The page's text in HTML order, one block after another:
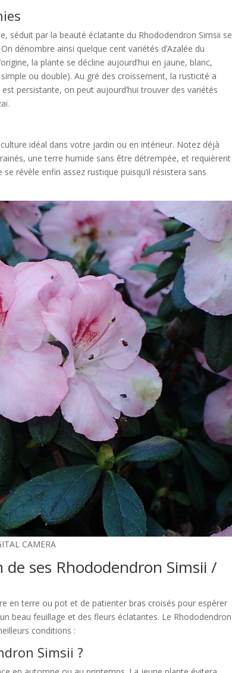
séduit par la beauté éclatante du Rhododendron Simsii se
dénombre ainsi quelque cent variétés d’Azalée du
la plante se décline aujourd’hui en jaune, blanc,
ou double). Au gré des croissement, la rusticité a
persistante, on peut aujourd’hui trouver des variétés
idéal dans votre jardin ou en intérieur. Notez déjà
une terre humide sans être détrempée, et requièrent
révèle enfin assez rustique puisqu’il résistera sans
CAMERA
ses Rhododendron Simsii /
en terre ou pot et de patienter bras croisés pour espérer
beau feuillage et des fleurs éclatantes. Le Rhododendron
conditions :
Simsii ?